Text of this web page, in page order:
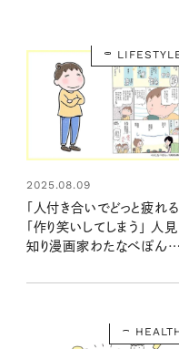
2025.08.09
「人付き合いでどっと疲れる
「作り笑いしてしまう」 人見
知り漫画家わたなべぽんさ
なるヒント